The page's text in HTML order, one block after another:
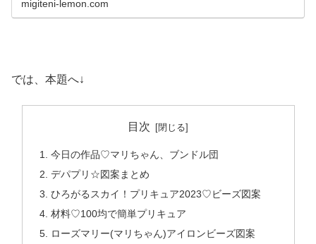
migiteni-lemon.com
では、本題へ↓
目次
今日の作品♡マリちゃん、ブンドル団
デパプリ☆図案まとめ
ひろがるスカイ！プリキュア2023♡ビーズ図案
材料♡100均で簡単プリキュア
ローズマリー(マリちゃん)アイロンビーズ図案